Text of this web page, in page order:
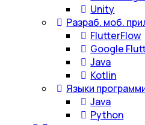
Unity
Разраб. моб.
FlutterFlow
Google
Java
Kotlin
Языки
Java
Python